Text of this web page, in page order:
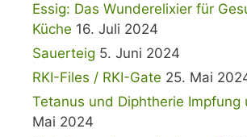
Essig: Das Wunderelixier für
Küche 16. Juli 2024
Sauerteig 5. Juni 2024
RKI-Files / RKI-Gate 25. Mai
Tetanus und Diphtherie Impfung
Mai 2024